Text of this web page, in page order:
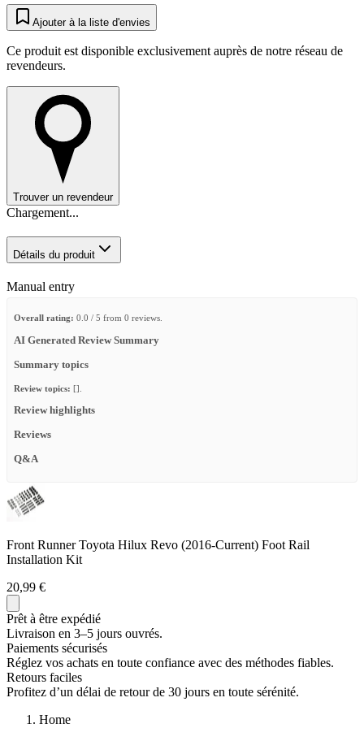
Ajouter à la liste d'envies
Ce produit est disponible exclusivement auprès de notre réseau de
revendeurs.
Trouver un revendeur
Chargement...
Détails du produit
Manual entry
Overall rating: 0.0 / 5 from 0 reviews.
AI Generated Review Summary
Summary topics
Review topics: [].
Review highlights
Reviews
Q&A
Front Runner Toyota Hilux Revo (2016-Current) Foot Rail
Installation Kit
20,99 €
Prêt à être expédié
Livraison en 3–5 jours ouvrés.
Paiements sécurisés
Réglez vos achats en toute confiance avec des méthodes fiables.
Retours faciles
Profitez d’un délai de retour de 30 jours en toute sérénité.
Home